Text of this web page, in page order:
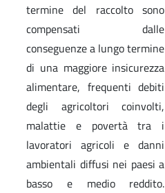
termine del raccolto sono
compensati dalle
conseguenze a lungo termine
di una maggiore insicurezza
alimentare, frequenti debiti
degli agricoltori coinvolti,
malattie e povertà tra i
lavoratori agricoli e danni
ambientali diffusi nei paesi a
basso e medio reddito.